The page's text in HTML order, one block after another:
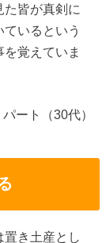
皆が真剣に
いるという
覚えていま
パート（30代）
置き土産とし